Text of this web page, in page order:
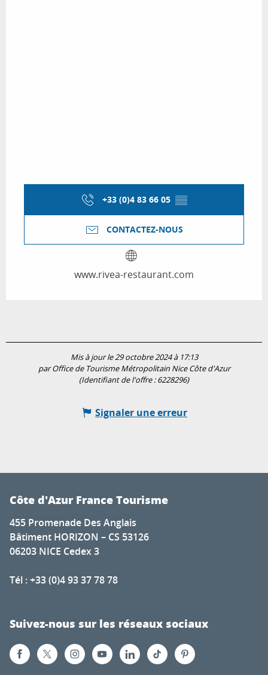
+33 (0)4 83 66 05 ▒▒
CONTACTEZ-NOUS
www.rivea-restaurant.com
Mis à jour le 29 octobre 2024 à 17:13
par Office de Tourisme Métropolitain Nice Côte d'Azur
(Identifiant de l'offre :6228296)
Signaler une erreur
Côte d'Azur France Tourisme
455 Promenade Des Anglais
Bâtiment HORIZON – CS 53126
06203 NICE Cedex 3
Tél : +33 (0)4 93 37 78 78
Suivez-nous sur les réseaux sociaux